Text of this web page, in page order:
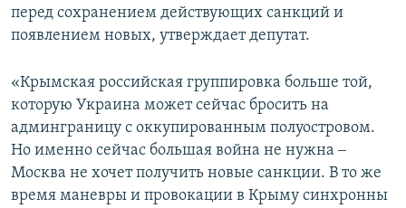
перед сохранением действующих санкций и
появлением новых, утверждает депутат.
«Крымская российская группировка больше той,
которую Украина может сейчас бросить на
админграницу с оккупированным полуостровом.
Но именно сейчас большая война не нужна ‒
Москва не хочет получить новые санкции. В то же
время маневры и провокации в Крыму синхронны